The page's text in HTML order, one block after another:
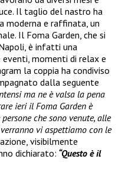
Il taglio del nastro ha
moderna e raffinata, un
Il Foma Garden, che si
è infatti una
momenti di relax e
la coppia ha condiviso
dalla seguente
ma ne è valsa la pena
ieri il Foma Garden è
che sono venute, alle
vi aspettiamo con le
visibilmente
dichiarato: “Questo è il